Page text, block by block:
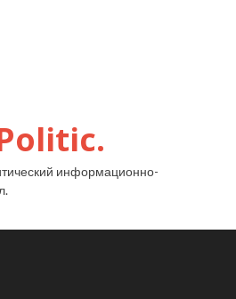
информационно-